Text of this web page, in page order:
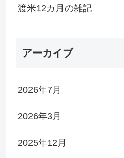
渡米12カ月の雑記
アーカイブ
2026年7月
2026年3月
2025年12月